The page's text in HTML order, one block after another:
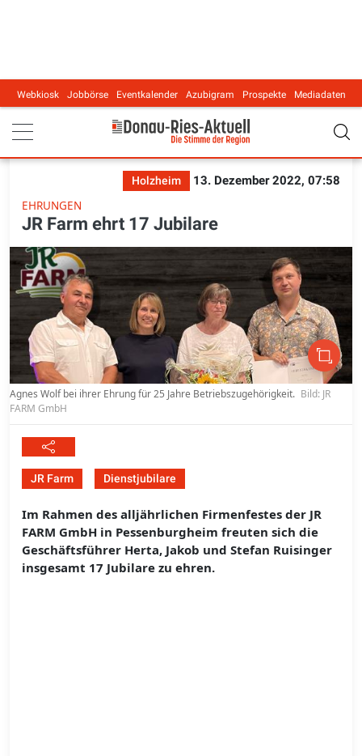
Main navigation
Webkiosk Jobbörse Eventkalender Azubigram Prospekte Mediadaten
Holzheim
13. Dezember 2022, 07:58
EHRUNGEN
JR Farm ehrt 17 Jubilare
Agnes Wolf bei ihrer Ehrung für 25 Jahre Betriebszugehörigkeit. Bild: JR
FARM GmbH
JR Farm Dienstjubilare
Im Rahmen des alljährlichen Firmenfestes der JR
FARM GmbH in Pessenburgheim freuten sich die
Geschäftsführer Herta, Jakob und Stefan Ruisinger
insgesamt 17 Jubilare zu ehren.